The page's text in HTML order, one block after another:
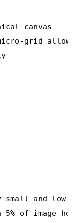
canvas
grid
and low
5% of image